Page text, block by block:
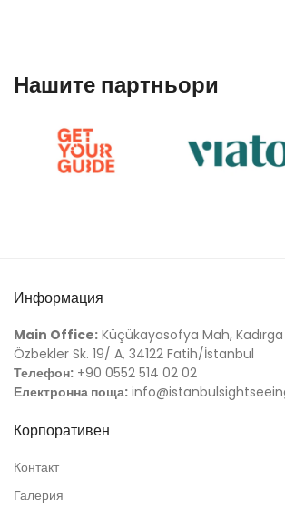
Нашите партньори
Информация
Main Office: Küçükayasofya Mah,
Özbekler Sk. 19/ A, 34122 Fatih/İstanbul
Телефон: +90 0552 514 02 02
Електронна поща:
Корпоративен
Контакт
Галерия